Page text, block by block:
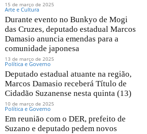
15 de março de 2025
Arte e Cultura
Durante evento no Bunkyo de Mogi
das Cruzes, deputado estadual Marcos
Damasio anuncia emendas para a
comunidade japonesa
13 de março de 2025
Política e Governo
Deputado estadual atuante na região,
Marcos Damasio receberá Título de
Cidadão Suzanense nesta quinta (13)
10 de março de 2025
Política e Governo
Em reunião com o DER, prefeito de
Suzano e deputado pedem novos